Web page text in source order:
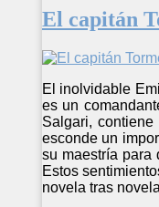
El capitán
El inolvidable
es un
Salgari,
esconde un
su maestría para
Estos
novela tras